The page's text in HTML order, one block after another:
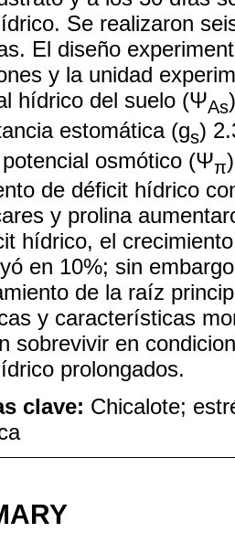
Se realizaron
El diseño
y la unidad
hídrico del suelo (ΨAs
estomática (gs)
osmótico (Ψπ
de déficit hídrico
y prolina
hídrico, el
en 10%; sin
de la raíz
y características
sobrevivir en
prolongados.
clave: Chicalote;